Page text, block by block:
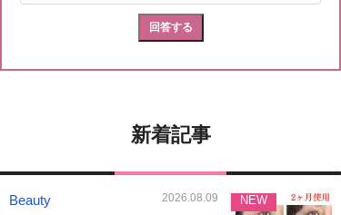
新着記事
Beauty 2026.08.09 NEW